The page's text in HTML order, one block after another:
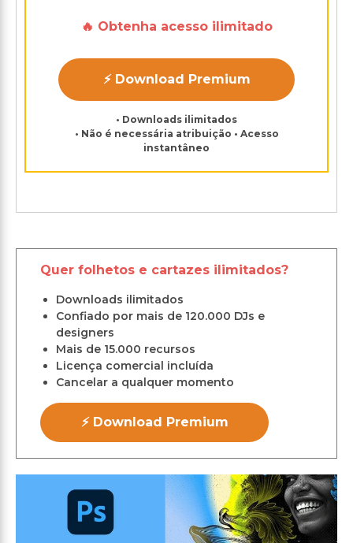
🔥 Obtenha acesso ilimitado
⚡ Download Premium
• Downloads ilimitados
• Não é necessária atribuição • Acesso
instantâneo
Quer folhetos e cartazes ilimitados?
Downloads ilimitados
Confiado por mais de 120.000 DJs e
designers
Mais de 15.000 recursos
Licença comercial incluída
Cancelar a qualquer momento
⚡ Download Premium